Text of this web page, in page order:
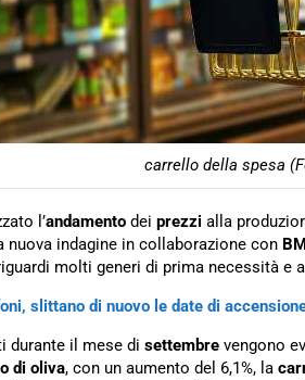
carrello della spesa
l’andamento dei prezzi alla
nuova indagine in collaborazione con
molti generi di prima necessità e
slittano di nuovo le date di
durante il mese di settembre vengono
di oliva, con un aumento del 6,1%, la